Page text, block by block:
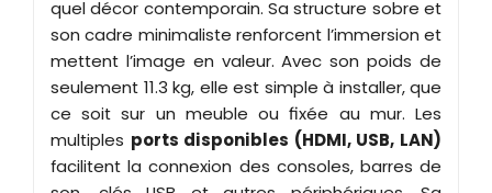
quel décor contemporain. Sa structure sobre et
son cadre minimaliste renforcent l’immersion et
mettent l’image en valeur. Avec son poids de
seulement 11.3 kg, elle est simple à installer, que
ce soit sur un meuble ou fixée au mur. Les
multiples ports disponibles (HDMI, USB, LAN)
facilitent la connexion des consoles, barres de